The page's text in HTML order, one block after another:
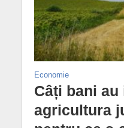
Economie
Câți bani
agricultura